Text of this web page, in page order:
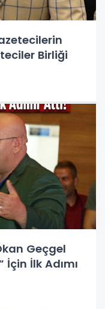
Birliği
Geçgel
İlk Adımı